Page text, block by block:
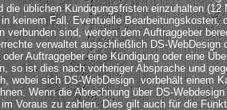
die üblichen Kündigungsfristen einzuhalten (12
keinem Fall. Eventuelle Bearbeitungskosten,
verbunden sind, werden dem Auftraggeber
verwaltet ausschließlich DS-WebDesign
oder Auftraggeber eine Kündigung oder eine
so ist dies nach vorheriger Absprache und
wobei sich DS-WebDesign vorbehält einem
Wenn die Abrechnung über DS-
Voraus zu zahlen. Dies gilt auch für die